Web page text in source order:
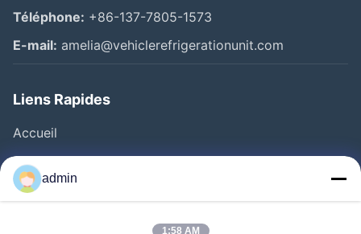
Téléphone: +86-137-7805-1573
E-mail: amelia@vehiclerefrigerationunit.com
Liens Rapides
Accueil
Produits
Vidéos
admin
1:58 AM